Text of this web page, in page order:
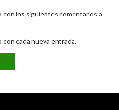
con los siguientes comentarios a
cada nueva entrada.